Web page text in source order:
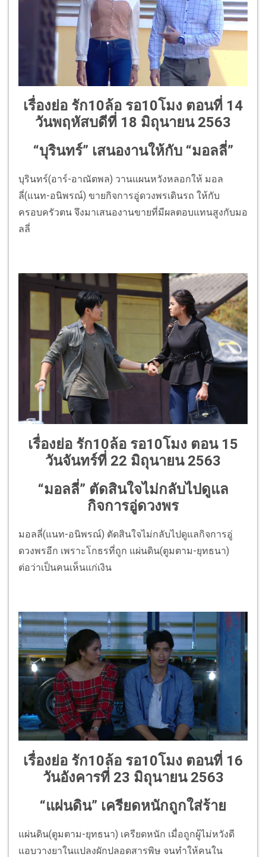
เรื่องย่อ รัก10ล้อ รอ10โมง ตอนที่ 14
วันพฤหัสบดีที่ 18 มิถุนายน 2563
“บุรินทร์” เสนองานให้กับ “มอลลี่”
บุรินทร์(อาร์-อาณัตพล) วานแผนหวังหลอกให้ มอล
ลี่(แนท-อนิพรณ์) ขายกิจการอู่ดวงพรเดินรถ ให้กับ
ครอบครัวตน จึงมาเสนองานขายที่มีผลตอบแทนสูงกับมอ
ลลี่
เรื่องย่อ รัก10ล้อ รอ10โมง ตอน 15
วันจันทร์ที่ 22 มิถุนายน 2563
“มอลลี่” ตัดสินใจไม่กลับไปดูแล
กิจการอู่ดวงพร
มอลลี่(แนท-อนิพรณ์) ตัดสินใจไม่กลับไปดูแลกิจการอู่
ดวงพรอีก เพราะโกธรที่ถูก แผ่นดิน(ตูมตาม-ยุทธนา)
ต่อว่าเป็นคนเห็นแก่เงิน
เรื่องย่อ รัก10ล้อ รอ10โมง ตอนที่ 16
วันอังคารที่ 23 มิถุนายน 2563
“แผ่นดิน” เครียดหนักถูกใส่ร้าย
แผ่นดิน(ตูมตาม-ยุทธนา) เครียดหนัก เมื่อถูกผู้ไม่หวังดี
แอบวางยาในแปลงผักปลอดสารพิษ จนทำให้คนใน